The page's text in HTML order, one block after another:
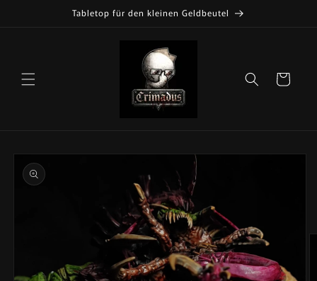
Tabletop für den kleinen Geldbeutel
Warenkorb